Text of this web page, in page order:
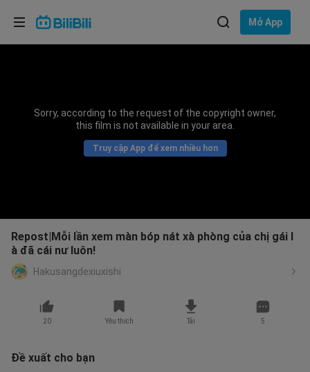
Mở App
Sorry, according to the request of the copyright owner,
this film is not available in your area.
Truy cập App để xem nhiều hơn
Repost|Mỗi lần xem màn bóp nát xà phòng của chị gái l
à đã cái nư luôn!
Hakusangdexiuxishi
20 Yêu thích Tải 5
Đề xuất cho bạn
Lựa chọn ngôn ngữ
Bahasa Indonesia